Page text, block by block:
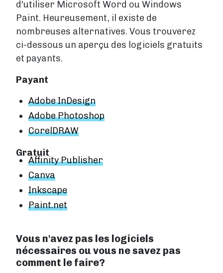
d'utiliser Microsoft Word ou Windows
Paint. Heureusement, il existe de
nombreuses alternatives. Vous trouverez
ci-dessous un aperçu des logiciels gratuits
et payants.
Payant
Adobe InDesign
Adobe Photoshop
CorelDRAW
Gratuit
Affinity Publisher
Canva
Inkscape
Paint.net
Vous n'avez pas les logiciels
nécessaires ou vous ne savez pas
comment le faire?